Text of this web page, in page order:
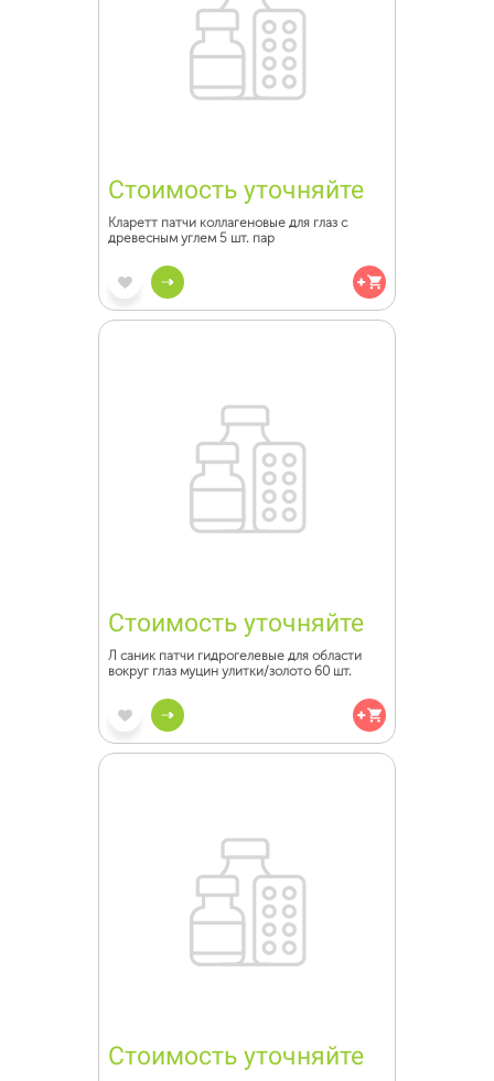
Стоимость уточняйте
Кларетт патчи коллагеновые для глаз с
древесным углем 5 шт. пар
Стоимость уточняйте
Л саник патчи гидрогелевые для области
вокруг глаз муцин улитки/золото 60 шт.
Стоимость уточняйте